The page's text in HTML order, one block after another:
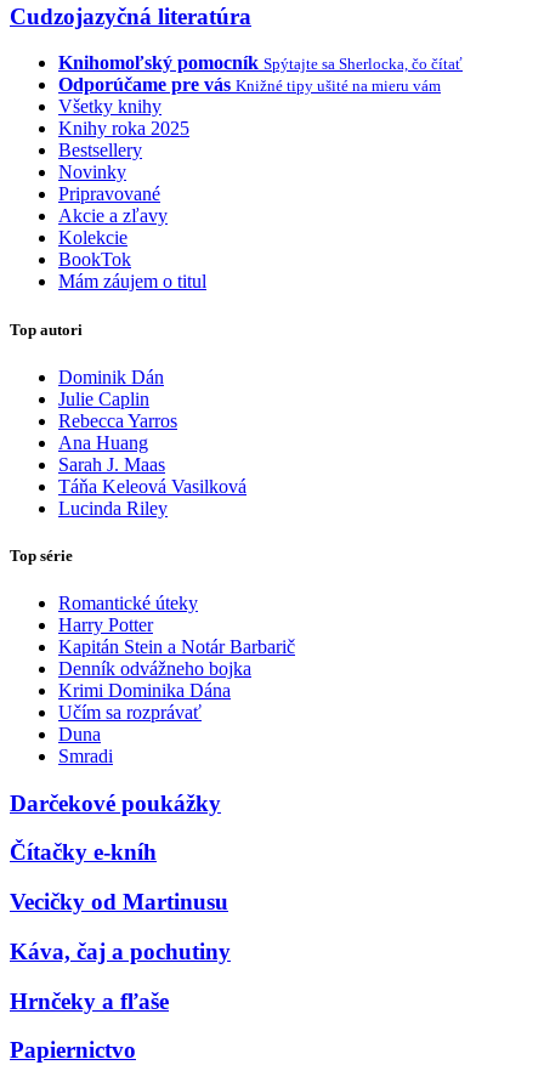
Cudzojazyčná literatúra
Knihomoľský pomocník Spýtajte sa Sherlocka, čo čítať
Odporúčame pre vás Knižné tipy ušité na mieru vám
Všetky knihy
Knihy roka 2025
Bestsellery
Novinky
Pripravované
Akcie a zľavy
Kolekcie
BookTok
Mám záujem o titul
Top autori
Dominik Dán
Julie Caplin
Rebecca Yarros
Ana Huang
Sarah J. Maas
Táňa Keleová Vasilková
Lucinda Riley
Top série
Romantické úteky
Harry Potter
Kapitán Stein a Notár Barbarič
Denník odvážneho bojka
Krimi Dominika Dána
Učím sa rozprávať
Duna
Smradi
Darčekové poukážky
Čítačky e-kníh
Vecičky od Martinusu
Káva, čaj a pochutiny
Hrnčeky a fľaše
Papiernictvo